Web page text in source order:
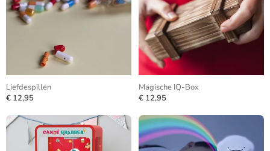
Liefdespillen
€ 12,95
Magische IQ-Box
€ 12,95